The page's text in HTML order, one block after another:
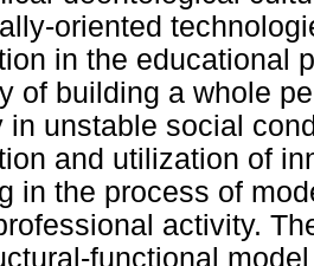
oriented
in the educational
of building a whole
in unstable social
and utilization of
in the process of
activity.
functional